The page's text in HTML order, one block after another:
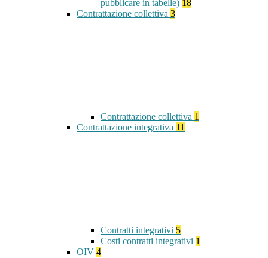
pubblicare in tabelle) 18
Contrattazione collettiva 3
Contrattazione collettiva 1
Contrattazione integrativa 11
Contratti integrativi 5
Costi contratti integrativi 1
OIV 4